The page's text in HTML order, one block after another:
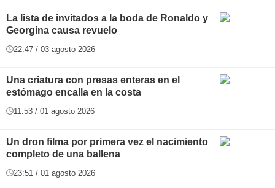
La lista de invitados a la boda de Ronaldo y
Georgina causa revuelo
22:47 / 03 agosto 2026
Una criatura con presas enteras en el
estómago encalla en la costa
11:53 / 01 agosto 2026
Un dron filma por primera vez el nacimiento
completo de una ballena
23:51 / 01 agosto 2026